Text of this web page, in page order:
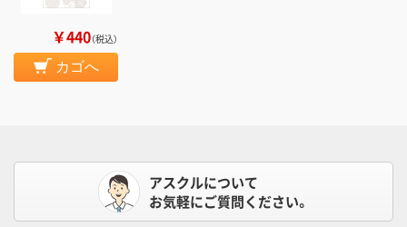
￥440（税込）
カゴへ
アスクルについて
お気軽にご質問ください。